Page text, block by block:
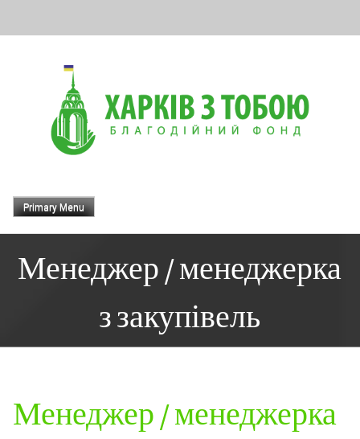
Primary Menu
Менеджер / менеджерка
з закупівель
Менеджер / менеджерка